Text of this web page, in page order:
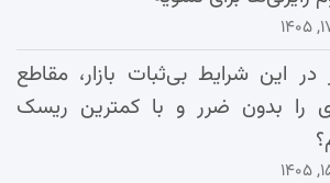
این شرایط بی‌ثبات بازار، مقاطع
را بدون ضرر و با کمترین ریسک